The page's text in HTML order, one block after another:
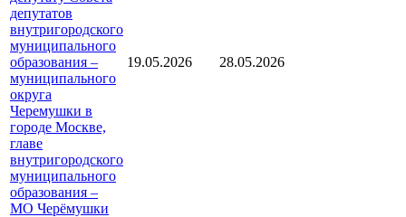
депутатов
внутригородского
муниципального
образования –
муниципального
округа
Черемушки в
городе Москве,
главе
внутригородского
муниципального
образования –
МО Черёмушки
19.05.2026 28.05.2026